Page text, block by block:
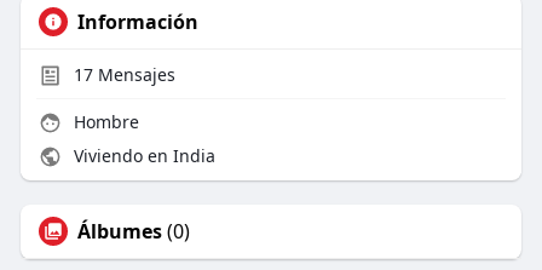
Información
17Mensajes
Hombre
Viviendo en India
Álbumes(0)